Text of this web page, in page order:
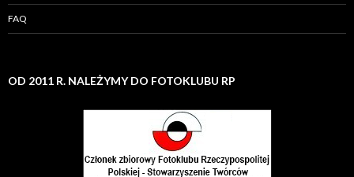
FAQ
OD 2011 R. NALEŻYMY DO FOTOKLUBU RP